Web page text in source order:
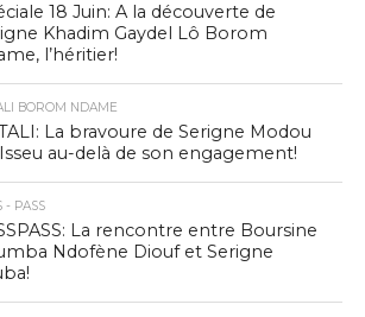
18 Juin: A la découverte de
Khadim Gaydel Lô Borom
l’héritier!
BOROM NDAME
La bravoure de Serigne Modou
au-delà de son engagement!
- PASS
La rencontre entre Boursine
Ndofène Diouf et Serigne